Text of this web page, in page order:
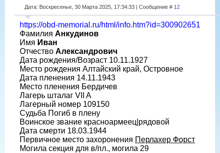
Дата: Воскресенье, 30 Марта 2025, 17:34:33 | Сообщение # 12
https://obd-memorial.ru/html/info.htm?id=300902651
Фамилия Анкудинов
Имя Иван
Отчество Александрович
Дата рождения/Возраст 10.11.1927
Место рождения Алтайский край, Островное
Дата пленения 14.11.1943
Место пленения Бердичев
Лагерь шталаг VII A
Лагерный номер 109150
Судьба Погиб в плену
Воинское звание красноармеец|рядовой
Дата смерти 18.03.1944
Первичное место захоронения Перлахер Форст
Могила секция для в/пл., могила 29